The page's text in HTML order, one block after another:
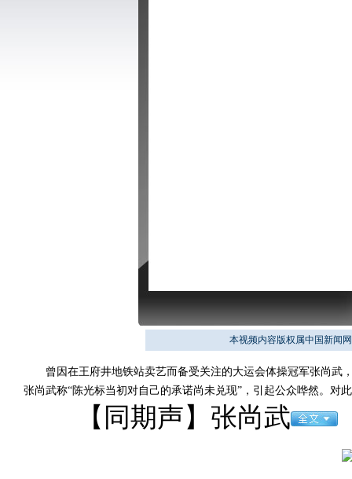
本视频内容版权属中国新闻
曾因在王府井地铁站卖艺而备受关注的大运会体操冠军张尚武
张尚武称“陈光标当初对自己的承诺尚未兑现”，引起公众哗然。对
【同期声】张尚武